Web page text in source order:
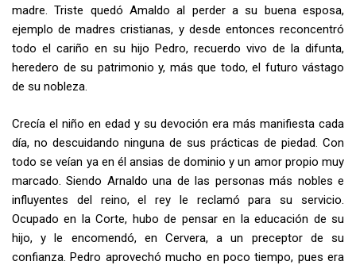
madre. Triste quedó Amaldo al perder a su buena esposa,
ejemplo de ma­dres cristianas, y desde entonces reconcentró
todo el cariño en su hijo Pedro, recuerdo vivo de la difunta,
heredero de su patrimonio y, más que todo, el futuro vástago
de su nobleza.
Crecía el niño en edad y su devoción era más manifiesta cada
día, no descuidando ninguna de sus prácticas de piedad. Con
todo se veían ya en él ansias de dominio y un amor propio muy
marcado. Siendo Arnaldo una de las personas más nobles e
influyentes del reino, el rey le reclamó para su servicio.
Ocupado en la Corte, hubo de pensar en la educación de su
hijo, y le encomendó, en Cervera, a un preceptor de su
confianza. Pedro aprove­chó mucho en poco tiempo, pues era